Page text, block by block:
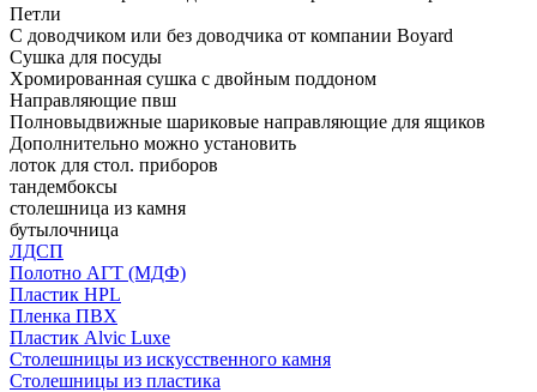
Петли
С доводчиком или без доводчика от компании Boyard
Сушка для посуды
Хромированная сушка с двойным поддоном
Направляющие пвш
Полновыдвижные шариковые направляющие для ящиков
Дополнительно можно установить
лоток для стол. приборов
тандембоксы
столешница из камня
бутылочница
ЛДСП
Полотно АГТ (МДФ)
Пластик HPL
Пленка ПВХ
Пластик Alvic Luxe
Столешницы из искусственного камня
Столешницы из пластика